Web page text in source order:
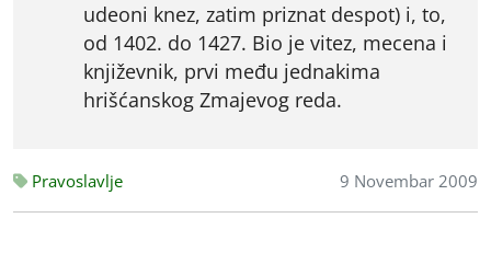
udeoni knez, zatim priznat despot) i, to,
od 1402. do 1427. Bio je vitez, mecena i
književnik, prvi među jednakima
hrišćanskog Zmajevog reda.
Pravoslavlje 9 Novembar 2009